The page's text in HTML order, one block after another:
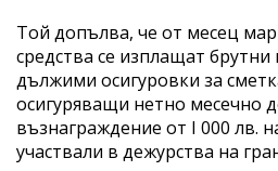
Той допълва, че от месец
средства се изплащат
дължими осигуровки за
осигуряващи нетно месечно
възнаграждение от I 000 лв.
участвали в дежурства на